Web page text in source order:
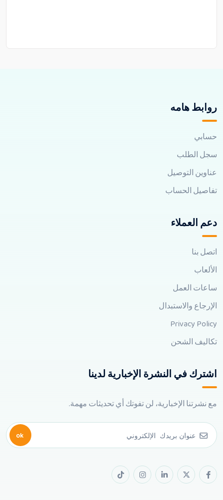
روابط هامه
حسابي
سجل الطلب
عناوين التوصيل
تفاصيل الحساب
دعم العملاء
اتصل بنا
الألعاب
ساعات العمل
الإرجاع والاستبدال
Privacy Policy
تكاليف الشحن
اشترك في النشرة الإخبارية لدينا
مع نشرتنا الإخبارية، لن تفوتك أي تحديثات مهمة.
ok